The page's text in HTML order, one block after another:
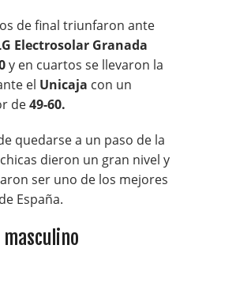
de final triunfaron ante
Electrosolar Granada
y en cuartos se llevaron la
el Unicaja con un
de49-60.
quedarse a un paso de la
dieron un gran nivel y
ser uno de los mejores
España.
masculino